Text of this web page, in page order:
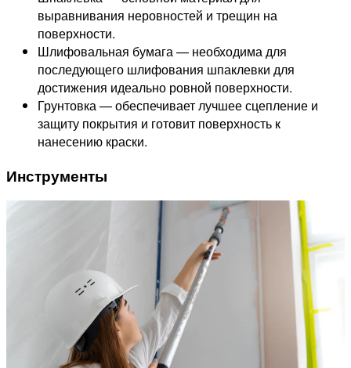
выравнивания неровностей и трещин на
поверхности.
Шлифовальная бумага — необходима для
последующего шлифования шпаклевки для
достижения идеально ровной поверхности.
Грунтовка — обеспечивает лучшее сцепление и
защиту покрытия и готовит поверхность к
нанесению краски.
Инструменты